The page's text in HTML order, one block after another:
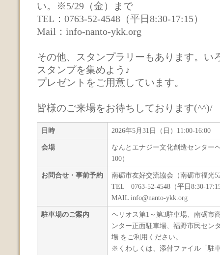
い。※5/29（金）まで
TEL：0763-52-4548（平日8:30-17:15）
Mail：info-nanto-ykk.org
その他、スタンプラリーもあります。い
スタンプを集めよう♪
プレゼントをご用意しています。
皆様のご来場をお待ちしております(^^)/
日時 2026年5月31日（日）11:00-16:00
会場
なんとエナジー文化創造センター
100）
お問合せ・事前予約
南砺市友好交流協会（南砺市福光
TEL 0763-52-4548（平日8:30-
MAIL info@nanto-ykk.org
駐車場のご案内
ヘリオス第1～第3駐車場、南砺市
ンター正面駐車場、福野市民セン
場 をご利用ください。
※くわしくは、添付ファイル「駐